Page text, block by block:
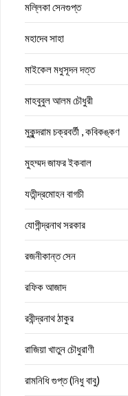
মল্লিকা সেনগুপ্ত
মহাদেব সাহা
মাইকেল মধুসূদন দত্ত
মাহবুবুল আলম চৌধুরী
মুকুন্দরাম চক্রবর্তী , কবিকঙ্কণ
মুহম্মদ জাফর ইকবাল
যতীন্দ্রমোহন বাগচী
যোগীন্দ্রনাথ সরকার
রজনীকান্ত সেন
রফিক আজাদ
রবীন্দ্রনাথ ঠাকুর
রাজিয়া খাতুন চৌধুরাণী
রামনিধি গুপ্ত (নিধু বাবু)